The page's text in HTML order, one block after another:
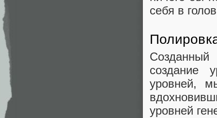
себя в
создание
уровней,
уровней